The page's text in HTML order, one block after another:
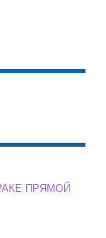
ПРЯМОЙ